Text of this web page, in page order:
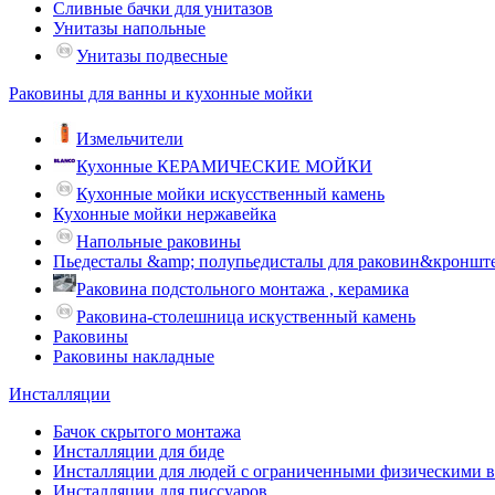
Сливные бачки для унитазов
Унитазы напольные
Унитазы подвесные
Раковины для ванны и кухонные мойки
Измельчители
Кухонные КЕРАМИЧЕСКИЕ МОЙКИ
Кухонные мойки искусственный камень
Кухонные мойки нержавейка
Напольные раковины
Пьедесталы &amp; полупьедисталы для
Раковина подстольного монтажа , керамика
Раковина-столешница искуственный камень
Раковины
Раковины накладные
Инсталляции
Бачок скрытого монтажа
Инсталляции для биде
Инсталляции для людей с ограниченными физическими